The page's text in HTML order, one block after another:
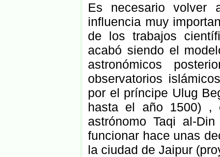
Es necesario volver
influencia muy
de los trabajos
acabó siendo el
astronómicos
observatorios
por el príncipe Ulug
hasta el año 1500) ,
astrónomo Taqi al-
funcionar hace unas
la ciudad de Jaipur